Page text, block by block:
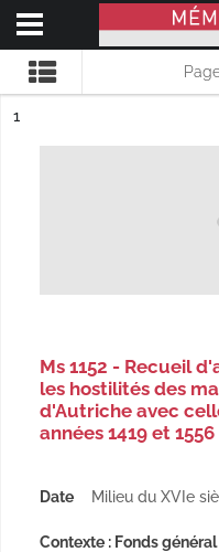
Mémoire Vive
Ouvrir le menu déroulant
n°
1
Ms 1152 - Recueil
les hostilités des
d'Autriche avec
années 1419 et 1556
Date Milieu du XVIe
Contexte : Fonds